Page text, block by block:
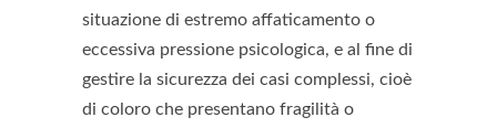
situazione di estremo affaticamento o
eccessiva pressione psicologica, e al fine di
gestire la sicurezza dei casi complessi, cioè
di coloro che presentano fragilità o